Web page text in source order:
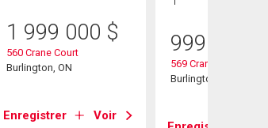
1 999 000 $
560 Crane Court
Burlington, ON
Enregistrer Voir
999 000
569 Crane Court
Burlington, ON